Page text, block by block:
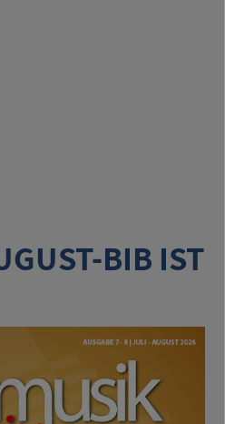
BIB IST